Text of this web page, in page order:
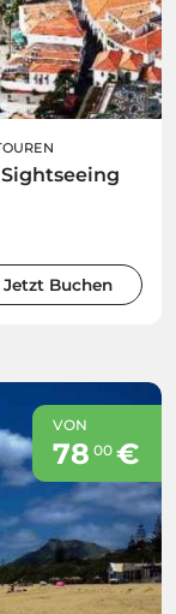
Sightseeing
Jetzt Buchen
VON
78 00€